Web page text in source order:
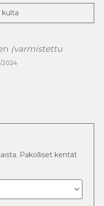
kulta
(varmistettu
2024
Pakolliset kentät